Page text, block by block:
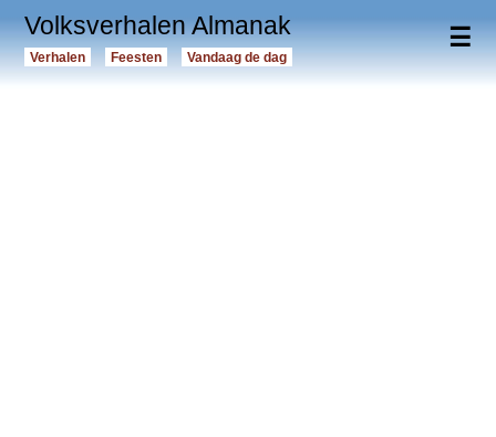
☰
Volksverhalen Almanak
Verhalen Feesten Vandaag de dag